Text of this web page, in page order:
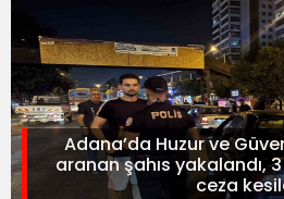
Adana’da Huzur ve
aranan şahıs yakalandı,
ceza